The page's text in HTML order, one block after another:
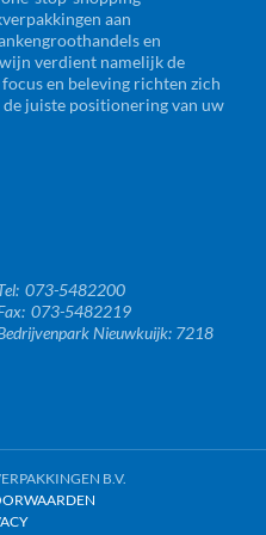
aan
en
verdient namelijk de
en beleving richten zich
juiste positionering van uw
073-5482200
073-5482219
Nieuwkuijk: 7218
B.V.